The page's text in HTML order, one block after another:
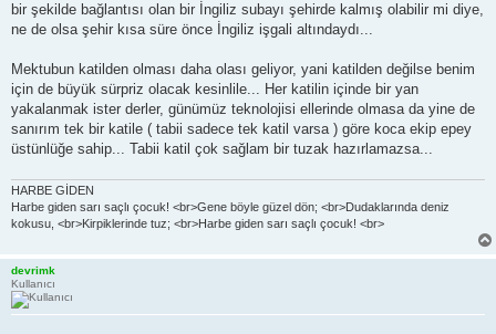
bir şekilde bağlantısı olan bir İngiliz subayı şehirde kalmış olabilir mi diye,
ne de olsa şehir kısa süre önce İngiliz işgali altındaydı...
Mektubun katilden olması daha olası geliyor, yani katilden değilse benim
için de büyük sürpriz olacak kesinlile... Her katilin içinde bir yan
yakalanmak ister derler, günümüz teknolojisi ellerinde olmasa da yine de
sanırım tek bir katile ( tabii sadece tek katil varsa ) göre koca ekip epey
üstünlüğe sahip... Tabii katil çok sağlam bir tuzak hazırlamazsa...
HARBE GİDEN
Harbe giden sarı saçlı çocuk! <br>Gene böyle güzel dön; <br>Dudaklarında deniz
kokusu, <br>Kirpiklerinde tuz; <br>Harbe giden sarı saçlı çocuk! <br>
devrimk
Kullanıcı